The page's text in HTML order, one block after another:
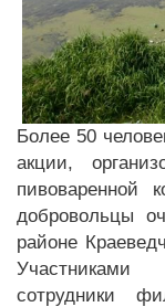
Более 50
акции,
пивоваренной
добровольцы
районе
Участниками
сотрудники